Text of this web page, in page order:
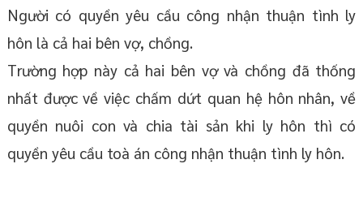
Người có quyền yêu cầu công nhận thuận tình ly
hôn là cả hai bên vợ, chồng.
Trường hợp này cả hai bên vợ và chồng đã thống
nhất được về việc chấm dứt quan hệ hôn nhân, về
quyền nuôi con và chia tài sản khi ly hôn thì có
quyền yêu cầu toà án công nhận thuận tình ly hôn.